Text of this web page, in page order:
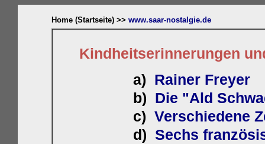
Home (Startseite) >> www.saar-nostalgie.de
Kindheitserinnerungen
a) Rainer Freyer
b) Die "Ald
c) Verschiedene
d) Sechs